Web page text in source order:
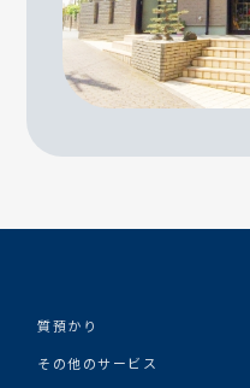
質預かり
その他のサービス